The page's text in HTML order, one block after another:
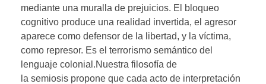
mediante una muralla de prejuicios. El bloqueo
cognitivo produce una realidad invertida, el agresor
aparece como defensor de la libertad, y la víctima,
como represor. Es el terrorismo semántico del
lenguaje colonial.Nuestra filosofía de
la semiosis propone que cada acto de interpretación